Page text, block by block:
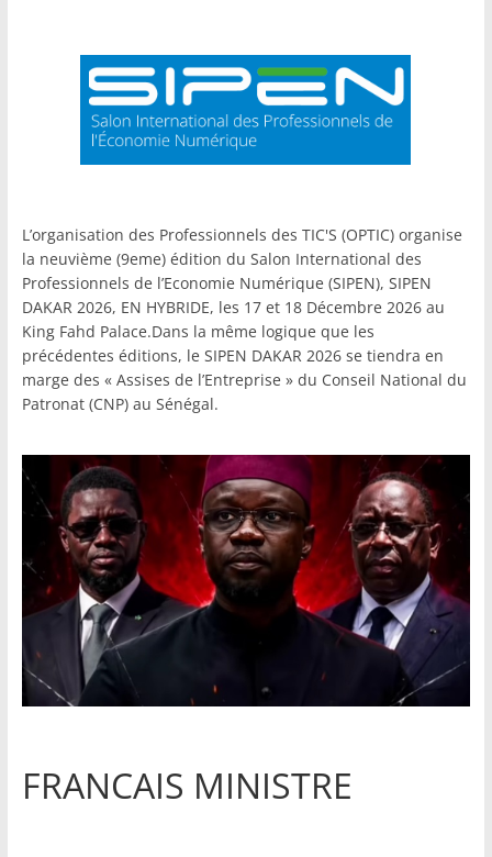
L’organisation des Professionnels des TIC'S (OPTIC) organise
la neuvième (9eme) édition du Salon International des
Professionnels de l’Economie Numérique (SIPEN), SIPEN
DAKAR 2026, EN HYBRIDE, les 17 et 18 Décembre 2026 au
King Fahd Palace.Dans la même logique que les
précédentes éditions, le SIPEN DAKAR 2026 se tiendra en
marge des « Assises de l’Entreprise » du Conseil National du
Patronat (CNP) au Sénégal.
FRANCAIS MINISTRE